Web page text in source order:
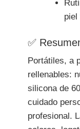
piel
✅
Portátiles, a
rellenables:
silicona de
cuidado
profesional.